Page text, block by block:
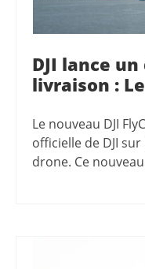
DJI lance
livraison :
Le nouveau DJI
officielle de DJI
drone. Ce